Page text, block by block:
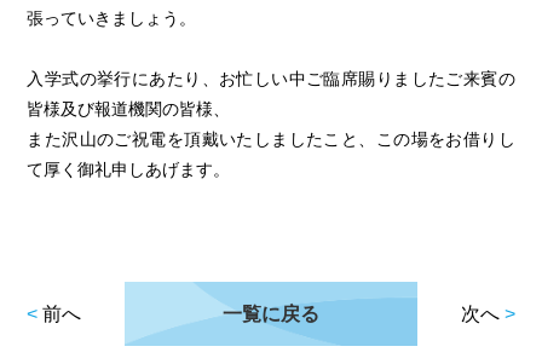
張っていきましょう。
入学式の挙行にあたり、お忙しい中ご臨席賜りましたご来賓の
皆様及び報道機関の皆様、
また沢山のご祝電を頂戴いたしましたこと、この場をお借りし
て厚く御礼申しあげます。
<前へ 一覧に戻る 次へ>